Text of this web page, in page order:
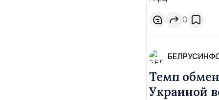
слияний и
0
Темп
Украиной